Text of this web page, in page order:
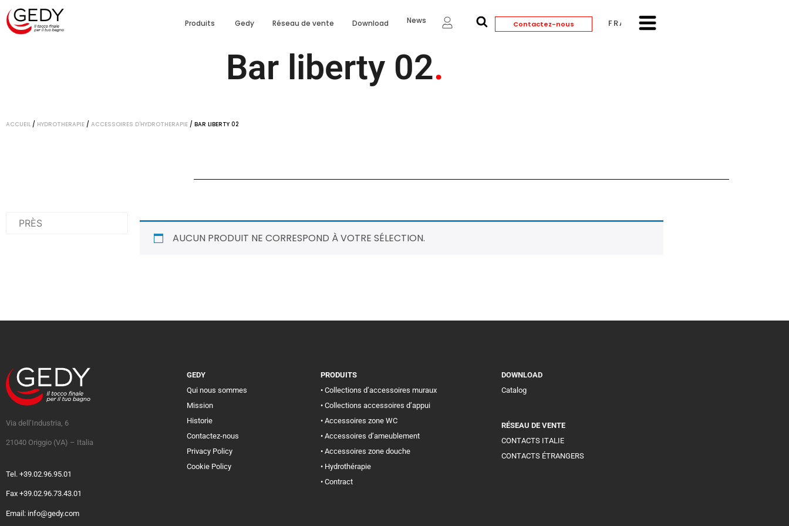
Produits Gedy Réseau de vente Download News Contactez-nous FRANÇAIS
Bar liberty 02.
ACCUEIL / HYDROTHERAPIE / ACCESSOIRES D'HYDROTHERAPIE / BAR LIBERTY 02
AUCUN PRODUIT NE CORRESPOND À VOTRE SÉLECTION.
Via dell’Industria, 6
21040 Origgio (VA) – Italia
Tel. +39.02.96.95.01
Fax +39.02.96.73.43.01
Email: info@gedy.com
GEDY
Qui nous sommes
Mission
Historie
Contactez-nous
Privacy Policy
Cookie Policy
PRODUITS
• Collections d’accessoires muraux
• Collections accessoires d’appui
• Accessoires zone WC
• Accessoires d’ameublement
• Accessoires zone douche
• Hydrothérapie
• Contract
DOWNLOAD
Catalog
RÉSEAU DE VENTE
CONTACTS ITALIE
CONTACTS ÉTRANGERS